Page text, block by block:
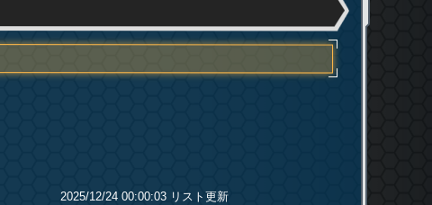
ーヤーレーダー オプション
2025/12/24 00:00:03 リスト更新